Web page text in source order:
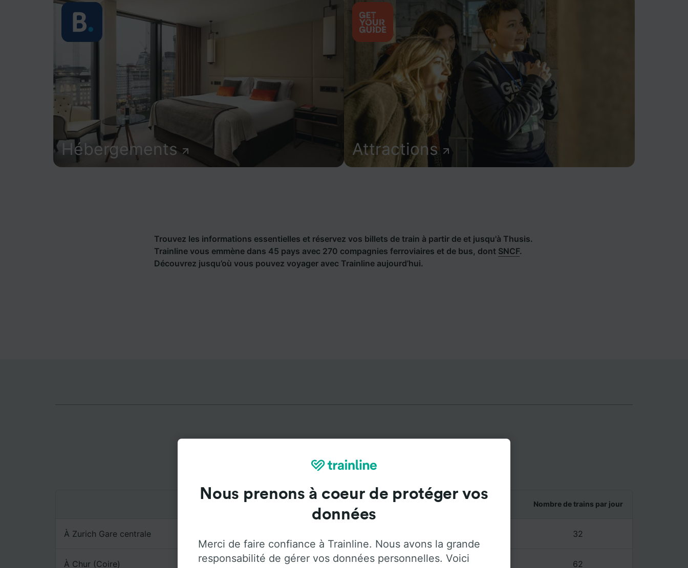
Hébergements Attractions
Trouvez les informations essentielles et réservez vos billets de train à partir de et jusqu'à Thusis.
Trainline vous emmène dans 45 pays avec 270 compagnies ferroviaires et de bus, dont SNCF.
Découvrez jusqu’où vous pouvez voyager avec Trainline aujourd’hui.
Destinations populaires depuis Thusis
Premier et dernier train Nombre de trains par jour
À Zurich Gare centrale 32
À Chur (Coire) 20 m 5:09 – 23:43 62
Nous prenons à coeur de protéger vos
données
Merci de faire confiance à Trainline. Nous avons la grande
responsabilité de gérer vos données personnelles. Voici